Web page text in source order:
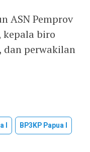
ASN Pemprov
biro
dan perwakilan
I
BP3KP Papua I